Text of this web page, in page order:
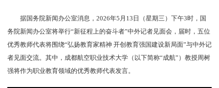
据国务院新闻办公室消息，2026年5月13日（星期三）下午3时，国
务院新闻办公室将举行“新征程上的奋斗者”中外记者见面会，届时，五位
优秀教师代表将围绕“弘扬教育家精神 开创教育强国建设新局面”与中外记
者见面交流。其中，成都航空职业技术大学（以下简称“成航”）教授周树
强将作为职业教育领域的优秀教师代表发言。